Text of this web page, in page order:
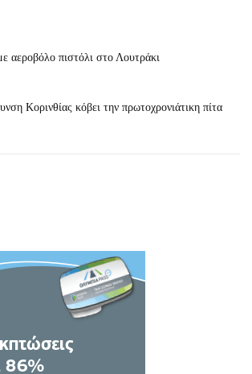
αεροβόλο πιστόλι στο Λουτράκι
Κορινθίας κόβει την πρωτοχρονιάτικη πίτα